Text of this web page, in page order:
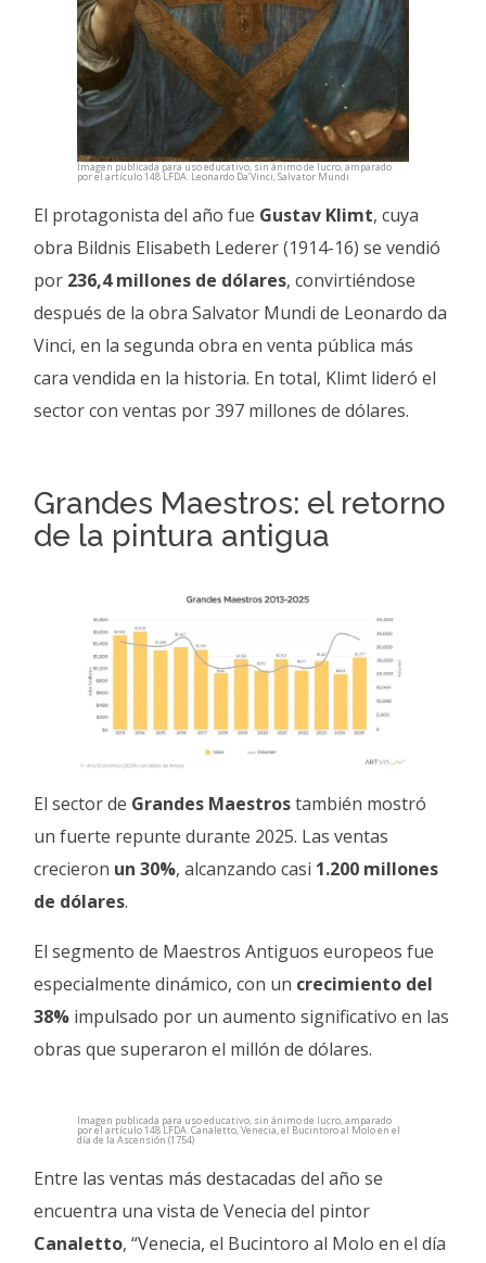
Imagen publicada para uso educativo, sin ánimo de lucro, amparado
por el artículo 148 LFDA. Leonardo Da’Vinci, Salvator Mundi
El protagonista del año fue Gustav Klimt, cuya
obra Bildnis Elisabeth Lederer (1914-16) se vendió
por 236,4 millones de dólares, convirtiéndose
después de la obra Salvator Mundi de Leonardo da
Vinci, en la segunda obra en venta pública más
cara vendida en la historia. En total, Klimt lideró el
sector con ventas por 397 millones de dólares.
Grandes Maestros: el retorno
de la pintura antigua
El sector de Grandes Maestrostambién mostró
un fuerte repunte durante 2025. Las ventas
crecieron un 30%, alcanzando casi 1.200 millones
de dólares.
El segmento de Maestros Antiguos europeos fue
especialmente dinámico, con un crecimiento del
38% impulsado por un aumento significativo en las
obras que superaron el millón de dólares.
Imagen publicada para uso educativo, sin ánimo de lucro, amparado
por el artículo 148 LFDA. Canaletto, Venecia, el Bucintoro al Molo en el
día de la Ascensión (1754)
Entre las ventas más destacadas del año se
encuentra una vista de Venecia del pintor
Canaletto, “Venecia, el Bucintoro al Molo en el día